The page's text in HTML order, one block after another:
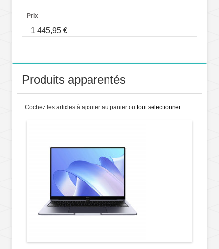
Prix
1 445,95 €
Produits apparentés
Cochez les articles à ajouter au panier ou tout sélectionner